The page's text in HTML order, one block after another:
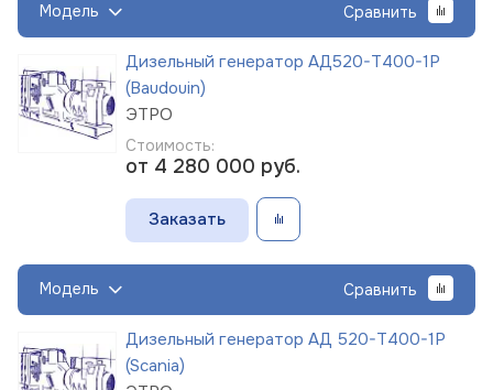
Модель Сравнить
Дизельный генератор АД520-Т400-1Р
(Baudouin)
ЭТРО
Стоимость:
от 4 280 000 руб.
Заказать
Модель Сравнить
Дизельный генератор АД 520-Т400-1Р
(Scania)